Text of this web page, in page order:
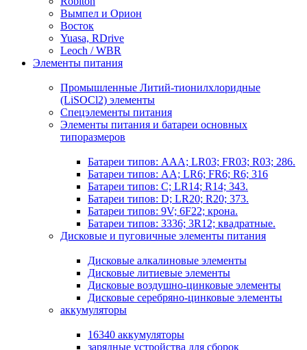
Вымпел и Орион
Восток
Yuasa, RDrive
Leoch / WBR
Элементы питания
Промышленные Литий-тионилхлоридные
(LiSOCl2) элементы
Спецэлементы питания
Элементы питания и батареи основных
типоразмеров
Батареи типов: AAA; LR03; FR03; R03; 286.
Батареи типов: AA; LR6; FR6; R6; 316
Батареи типов: C; LR14; R14; 343.
Батареи типов: D; LR20; R20; 373.
Батареи типов: 9V; 6F22; крона.
Батареи типов: 3336; 3R12; квадратные.
Дисковые и пуговичные элементы питания
Дисковые алкалиновые элементы
Дисковые литиевые элементы
Дисковые воздушно-цинковые элементы
Дисковые серебряно-цинковые элементы
аккумуляторы
16340 аккумуляторы
зарядные устройства для сборок